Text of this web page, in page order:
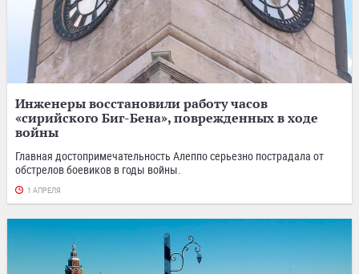
Инженеры восстановили работу часов
«сирийского Биг-Бена», поврежденных в ходе
войны
Главная достопримечательность Алеппо серьезно пострадала от
обстрелов боевиков в годы войны.
1 АПРЕЛЯ